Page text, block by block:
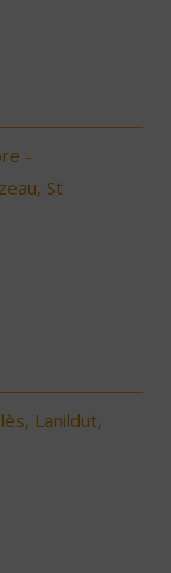
-
St
Lanildut,